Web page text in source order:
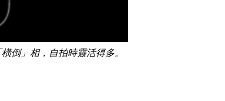
倒」相，自拍時靈活得多。